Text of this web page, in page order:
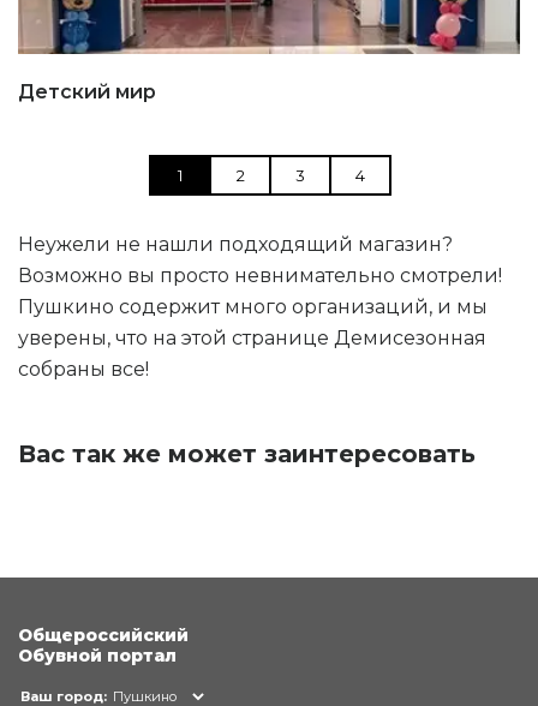
Детский мир
1 2 3 4
Неужели не нашли подходящий магазин?
Возможно вы просто невнимательно смотрели!
Пушкино содержит много организаций, и мы
уверены, что на этой странице Демисезонная
собраны все!
Вас так же может заинтересовать
Общероссийский
Обувной портал
Ваш город: Пушкино